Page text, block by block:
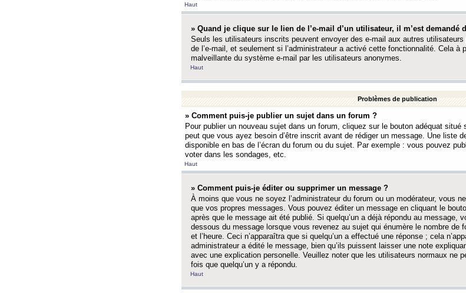
Haut
» Quand je clique sur le lien de l’e-mail d’un utilisateur, il m’est demandé
Seuls les utilisateurs inscrits peuvent envoyer des e-mail aux autres utilisateurs
de l’e-mail, et seulement si l’administrateur a activé cette fonctionnalité. Cela à
malveillante du système e-mail par les utilisateurs anonymes.
Haut
Problèmes de publication
» Comment puis-je publier un sujet dans un forum ?
Pour publier un nouveau sujet dans un forum, cliquez sur le bouton adéquat situé
peut que vous ayez besoin d’être inscrit avant de rédiger un message. Une liste
disponible en bas de l’écran du forum ou du sujet. Par exemple : vous pouvez
voter dans les sondages, etc.
Haut
» Comment puis-je éditer ou supprimer un message ?
À moins que vous ne soyez l’administrateur du forum ou un modérateur, vous
que vos propres messages. Vous pouvez éditer un message en cliquant le
après que le message ait été publié. Si quelqu’un a déjà répondu au message,
dessous du message lorsque vous revenez au sujet qui énumère le nombre de
et l’heure. Ceci n’apparaîtra que si quelqu’un a effectué une réponse ; cela
administrateur a édité le message, bien qu’ils puissent laisser une note
avec une explication personelle. Veuillez noter que les utilisateurs normaux ne
fois que quelqu’un y a répondu.
Haut